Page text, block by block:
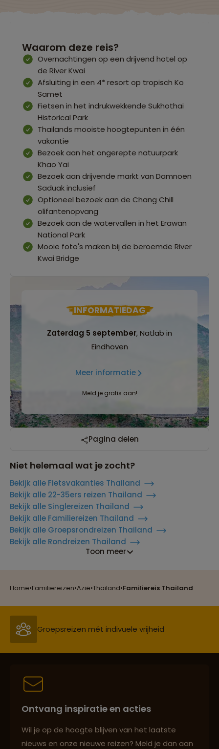
Home•Familiereizen•Azië•Thailand•Familiereis Thailand
Waarom deze reis?
Overnachtingen op een drijvend hotel op
de River Kwai
Afsluiting in een 4* resort op tropisch Ko
Samet
Fietsen in het indrukwekkende Sukhothai
Historical Park
Thailands mooiste hoogtepunten in één
vakantie
Bezoek aan het ongerepte natuurpark
Khao Yai
Bezoek aan drijvende markt van Damnoen
Saduak inclusief
Optioneel bezoek aan de Chang Chill
olifantenopvang
Bezoek aan de watervallen in het Erawan
National Park
Mooie foto's maken bij de beroemde River
Kwai Bridge
INFORMATIEDAG
Zaterdag 5 september, Natlab in
Eindhoven
Meer informatie
Meld je gratis aan!
Pagina delen
Niet helemaal wat je zocht?
Bekijk alle Fietsvakanties Thailand
Bekijk alle 22-35ers reizen Thailand
Bekijk alle Singlereizen Thailand
Bekijk alle Familiereizen Thailand
Bekijk alle Groepsrondreizen Thailand
Bekijk alle Rondreizen Thailand
Toon meer
Groepsreizen mét indivuele vrijheid
Persoonlijk en deskundig reisadvies
Ontvang inspiratie en acties
Wil je op de hoogte blijven van het laatste
nieuws en onze nieuwe reizen? Meld je dan aan